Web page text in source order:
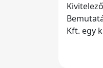
Bemutatása A Kivitelező
Kft. egy